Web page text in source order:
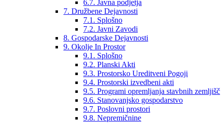
6.7. Javna podjetja
7. Družbene Dejavnosti
7.1. Splošno
7.2. Javni Zavodi
8. Gospodarske Dejavnosti
9. Okolje In Prostor
9.1. Splošno
9.2. Planski Akti
9.3. Prostorsko Ureditveni Pogoji
9.4. Prostorski izvedbeni akti
9.5. Programi opremljanja stavbnih zemljišč
9.6. Stanovanjsko gospodarstvo
9.7. Poslovni prostori
9.8. Nepremičnine